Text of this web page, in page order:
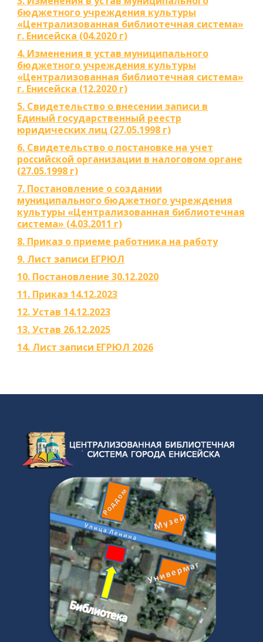
бюджетного учреждения культуры
«Централизованная библиотечная система»
г. Енисейска (04.2020 г)
4. Изменения в устав муниципального
бюджетного учреждения культуры
«Централизованная библиотечная система»
г. Енисейска (12.2020 г)
5. Свидетельство о внесении записи в
Единый государственный реестр
юридических лиц (27.05.1998 г)
6. Свидетельство о постановке на учет
российской организации в налоговом органе
(27.05.1998 г)
7. Постановление о создании
муниципального бюджетного учреждения
культуры «Централизованная библиотечная
система» (4.03.2011 г)
8. Приказ о приеме работника на работу
9. Лист записи ЕГРЮЛ
10. Постановление 30.12.2020
11. Приказ 14.12.2023
12. Устав 14.12.2023
13. Устав 26.12.2025
14. Лист записи ЕГРЮЛ 2026